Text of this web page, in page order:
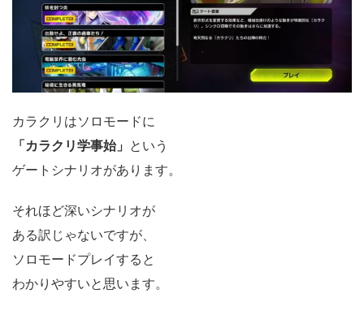
カラクリはソロモードに
「カラクリ学事始」 という
ゲートシナリオがあります。
それほど深いシナリオが
ある訳じゃないですが、
ソロモードプレイすると
わかりやすいと思います。